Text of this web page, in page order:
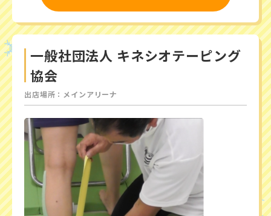
一般社団法人 キネシオテーピング
協会
出店場所：メインアリーナ